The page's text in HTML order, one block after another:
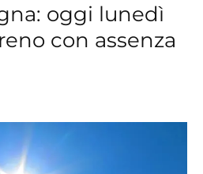
oggi lunedì
con assenza